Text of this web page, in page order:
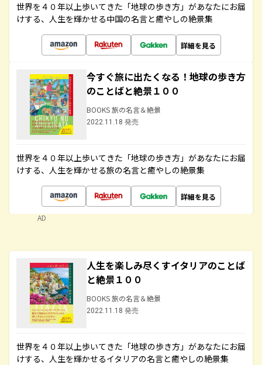
世界を４０年以上歩いてきた「地球の歩き方」があなたにお届
けする、人生を輝かせる中国の名言と癒やしの絶景集
詳細を見る
今すぐ旅に出たくなる！地球の歩き方
のことばと絶景１００
BOOKS 旅の名言＆絶景
2022.11.18 発売
世界を４０年以上歩いてきた「地球の歩き方」があなたにお届
けする、人生を輝かせる旅の名言と癒やしの絶景集
詳細を見る
AD
人生を楽しみ尽くすイタリアのことば
と絶景１００
BOOKS 旅の名言＆絶景
2022.11.18 発売
世界を４０年以上歩いてきた「地球の歩き方」があなたにお届
けする、人生を輝かせるイタリアの名言と癒やしの絶景集